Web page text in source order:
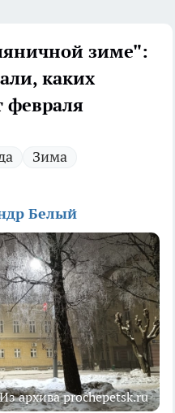
зиме":
каких
февраля
Зима
Белый
Из архива prochepetsk.ru